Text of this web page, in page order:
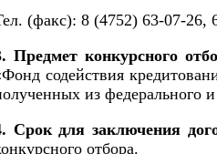
(факс): 8 (4752) 63-07-26,
Предмет конкурсного
содействия
из федерального
Срок для заключения
отбора.